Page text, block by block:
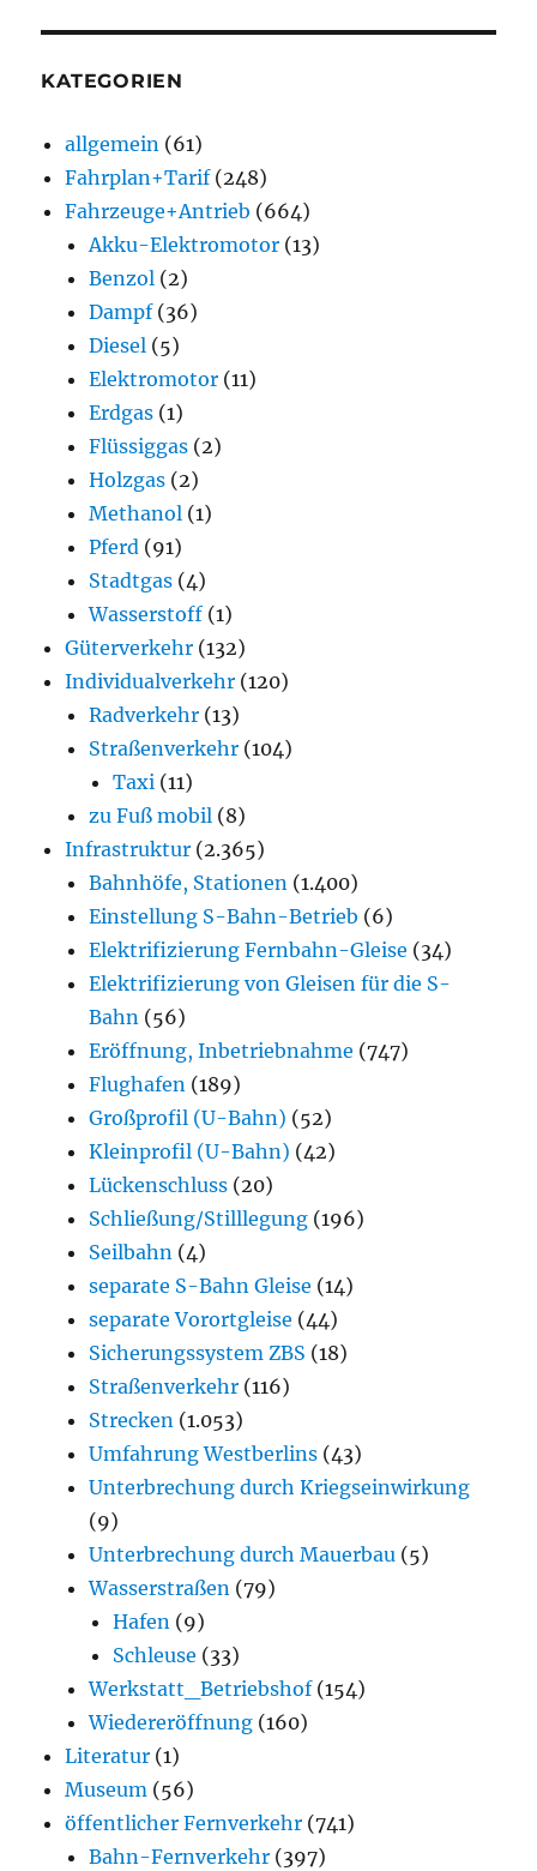
KATEGORIEN
allgemein (61)
Fahrplan+Tarif(248)
Fahrzeuge+Antrieb (664)
Akku-Elektromotor (13)
Benzol (2)
Dampf(36)
Diesel (5)
Elektromotor (11)
Erdgas (1)
Flüssiggas (2)
Holzgas (2)
Methanol (1)
Pferd (91)
Stadtgas (4)
Wasserstoff (1)
Güterverkehr (132)
Individualverkehr (120)
Radverkehr (13)
Straßenverkehr (104)
Taxi (11)
zu Fuß mobil (8)
Infrastruktur (2.365)
Bahnhöfe, Stationen (1.400)
Einstellung S-Bahn-Betrieb (6)
Elektrifizierung Fernbahn-Gleise (34)
Elektrifizierung von Gleisen für die S-
Bahn (56)
Eröffnung, Inbetriebnahme (747)
Flughafen (189)
Großprofil (U-Bahn) (52)
Kleinprofil (U-Bahn) (42)
Lückenschluss (20)
Schließung/Stilllegung (196)
Seilbahn (4)
separate S-Bahn Gleise (14)
separate Vorortgleise (44)
Sicherungssystem ZBS (18)
Straßenverkehr (116)
Strecken (1.053)
Umfahrung Westberlins (43)
Unterbrechung durch Kriegseinwirkung
(9)
Unterbrechung durch Mauerbau (5)
Wasserstraßen (79)
Hafen (9)
Schleuse (33)
Werkstatt_Betriebshof(154)
Wiedereröffnung (160)
Literatur (1)
Museum (56)
öffentlicher Fernverkehr (741)
Bahn-Fernverkehr (397)